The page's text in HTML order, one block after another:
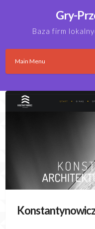
Gry-
Baza firm
Main Menu